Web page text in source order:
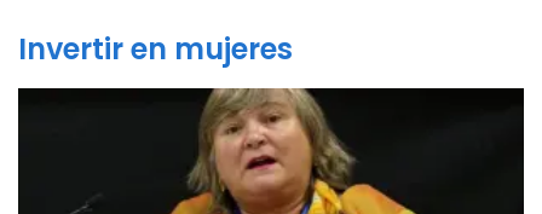
Invertir en mujeres